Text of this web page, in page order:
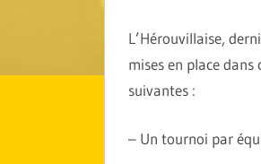
L’Hérouvillaise,
mises en place
suivantes :
– Un tournoi par